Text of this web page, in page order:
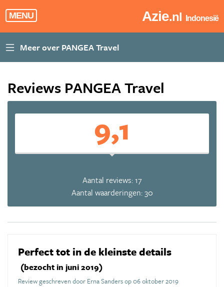
MENU Azie.nl Indonesië
Reviews PANGEA Travel
9,1
Aantal reviews: 17
Aantal waarderingen: 30
Perfect tot in de kleinste details
(bezocht in juni 2019)
Review geschreven door Erna Sanders op 06 oktober 2019